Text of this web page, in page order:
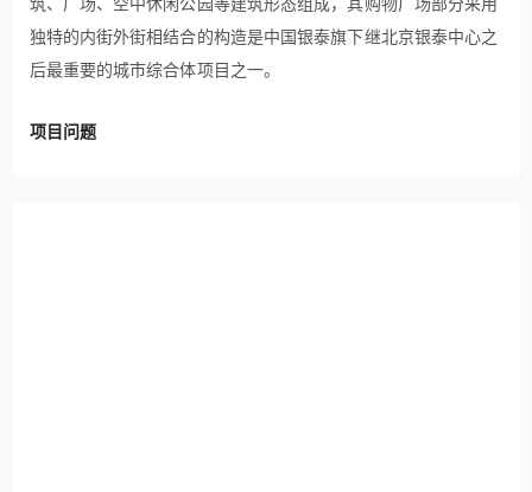
独特的内街外街相结合的构造是中国银泰旗下继北京银泰中心之
后最重要的城市综合体项目之一。
项目问题